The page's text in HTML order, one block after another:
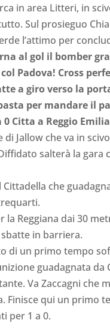
in area Litteri, in
Sul prosieguo
l’attimo per
al gol il bomber
Padova! Cross
a giro verso la
per mandare il
0 Citta a Reggio
di Jallow che va in
salterà la gara
Cittadella che
la Reggiana dai 30
in barriera.
di un primo tempo
guadagnata da
Va Zaccagni che
Finisce qui un primo
per 1 a 0.